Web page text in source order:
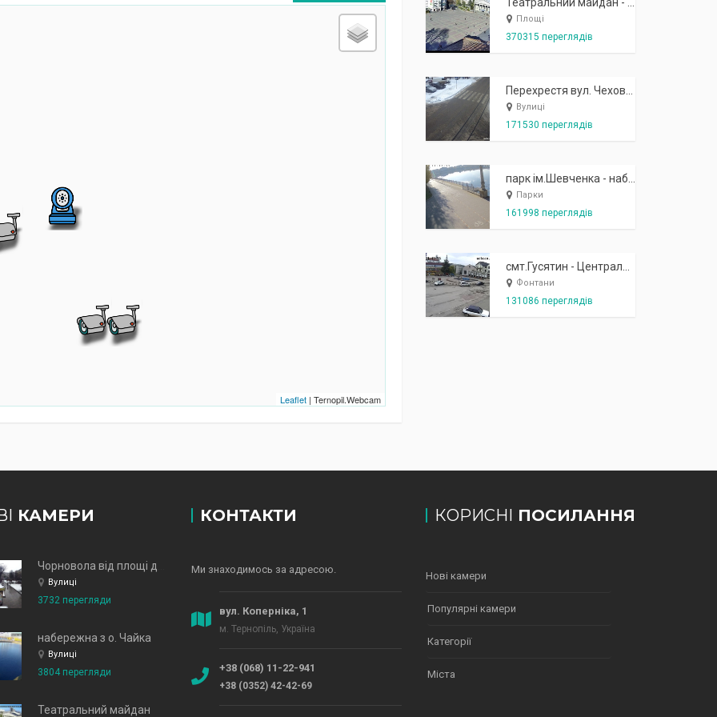
Leaflet| Ternopil.Webcam
Площі
370315 переглядів
Вулиці
171530 переглядів
Парки
161998 переглядів
Фонтани
131086 переглядів
КАМЕРИ
Вулиці
3732 перегляди
набережна з о. Чайка
Вулиці
3804 перегляди
Театральний майдан
КОНТАКТИ
Ми знаходимось за адресою.
вул. Коперніка, 1
м. Тернопіль, Україна
+38 (068) 11-22-941
+38 (0352) 42-42-69
КОРИСНІ ПОСИЛАННЯ
Нові камери
Популярні камери
Категорії
Міста